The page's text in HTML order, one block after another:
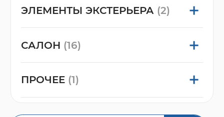
ЭЛЕМЕНТЫ ЭКСТЕРЬЕРА (2)
САЛОН (16)
ПРОЧЕЕ (1)